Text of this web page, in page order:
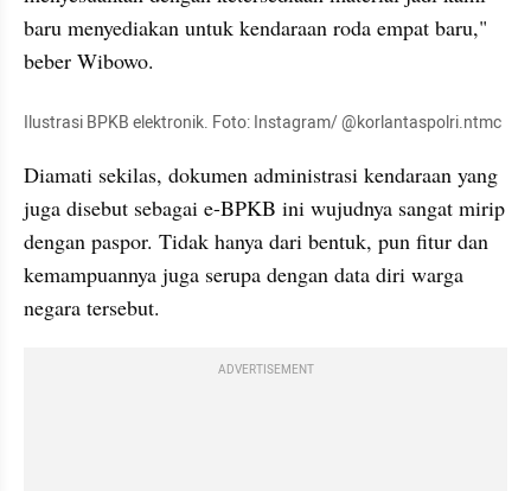
baru menyediakan untuk kendaraan roda empat baru,"
beber Wibowo.
Ilustrasi BPKB elektronik. Foto: Instagram/ @korlantaspolri.ntmc
Diamati sekilas, dokumen administrasi kendaraan yang
juga disebut sebagai e-BPKB ini wujudnya sangat mirip
dengan paspor. Tidak hanya dari bentuk, pun fitur dan
kemampuannya juga serupa dengan data diri warga
negara tersebut.
ADVERTISEMENT